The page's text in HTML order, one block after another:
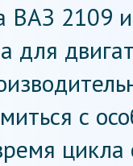
ВАЗ 2109
для
с